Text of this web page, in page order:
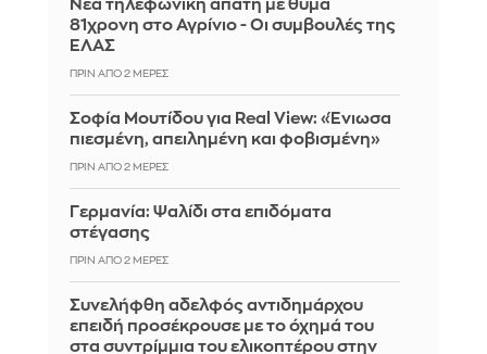
Νέα τηλεφωνική απάτη με θύμα
81χρονη στο Αγρίνιο - Οι συμβουλές της
ΕΛΑΣ
ΠΡΙΝ ΑΠΌ 2 ΜΈΡΕΣ
Σοφία Μουτίδου για Real View: «Ένιωσα
πιεσμένη, απειλημένη και φοβισμένη»
ΠΡΙΝ ΑΠΌ 2 ΜΈΡΕΣ
Γερμανία: Ψαλίδι στα επιδόματα
στέγασης
ΠΡΙΝ ΑΠΌ 2 ΜΈΡΕΣ
Συνελήφθη αδελφός αντιδημάρχου
επειδή προσέκρουσε με το όχημά του
στα συντρίμμια του ελικοπτέρου στην